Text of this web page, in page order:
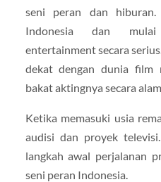
seni peran dan
Indonesia dan
entertainment secara
dekat dengan dunia film
bakat aktingnya secara
Ketika memasuki usia
audisi dan proyek
langkah awal perjalanan
seni peran Indonesia.